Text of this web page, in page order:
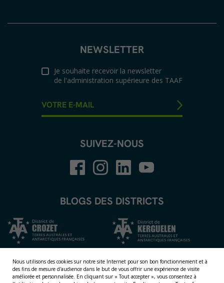
NEWSLETTER
Je souhaite recevoir la newsletter
de l'administration supérieure des TAAF
SUIVEZ-NOUS
BLOGS DES DISTRICTS
Nous utilisons des cookies sur notre site Internet pour son bon fonctionnement et à
des fins de mesure d'audience dans le but de vous offrir une expérience de visite
améliorée et personnalisée. En cliquant sur « Tout accepter », vous consentez à